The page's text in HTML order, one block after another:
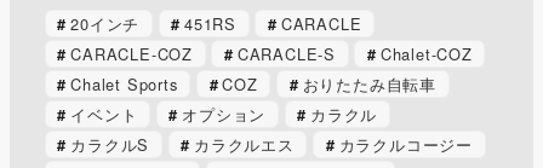
20インチ 451RS
CARACLE
CARACLE-COZ
CARACLE-S
Chalet-COZ
Chalet Sports
COZ
おりたたみ自転車
イベント
オプション
カラクル
カラクルS
カラクルエス
カラクルコージー